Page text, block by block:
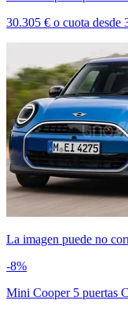
30.305 € o cuota desde
La imagen puede no
-8%
Mini Cooper 5 puertas